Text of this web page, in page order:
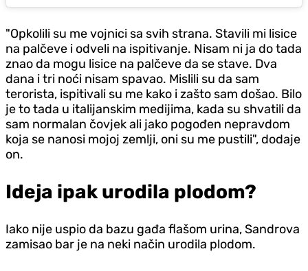
"Opkolili su me vojnici sa svih strana. Stavili mi lisice
na palčeve i odveli na ispitivanje. Nisam ni ja do tada
znao da mogu lisice na palčeve da se stave. Dva
dana i tri noći nisam spavao. Mislili su da sam
terorista, ispitivali su me kako i zašto sam došao. Bilo
je to tada u italijanskim medijima, kada su shvatili da
sam normalan čovjek ali jako pogođen nepravdom
koja se nanosi mojoj zemlji, oni su me pustili", dodaje
on.
Ideja ipak urodila plodom?
Iako nije uspio da bazu gađa flašom urina, Sandrova
zamisao bar je na neki način urodila plodom.